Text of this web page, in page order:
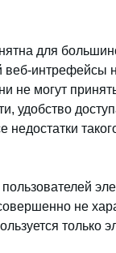
для
веб-интрефейсы
не могут
удобство
недостатки
не
только